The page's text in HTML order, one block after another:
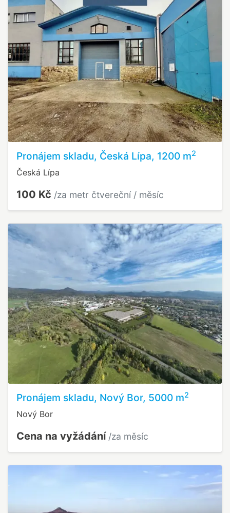
Pronájem skladu, Česká Lípa, 1200 m2
Česká Lípa
100 Kč /za metr čtvereční / měsíc
Pronájem skladu, Nový Bor, 5000 m2
Nový Bor
Cena na vyžádání /za měsíc